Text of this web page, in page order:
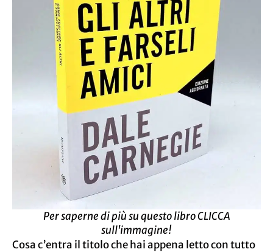
Per saperne di più su questo libro CLICCA
sull'immagine!
Cosa c’entra il titolo che hai appena letto con tutto